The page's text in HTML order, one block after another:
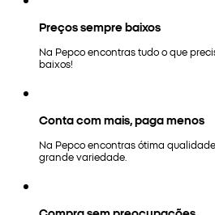
Preços sempre baixos
Na Pepco encontras tudo o que
baixos!
Conta com mais, paga menos
Na Pepco encontras ótima
grande variedade.